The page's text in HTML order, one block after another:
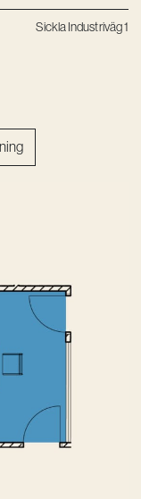
Sickla Industriväg 1